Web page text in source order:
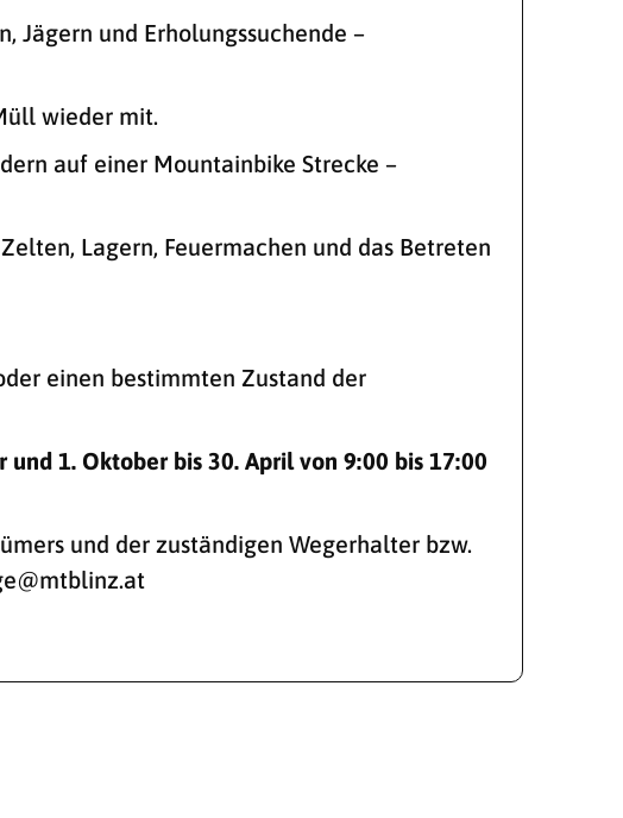
Jägern und Erholungssuchende –
wieder mit.
auf einer Mountainbike Strecke –
Lagern, Feuermachen und das Betreten
einen bestimmten Zustand der
1. Oktober bis 30. April von 9:00 bis 17:00
und der zuständigen Wegerhalter bzw.